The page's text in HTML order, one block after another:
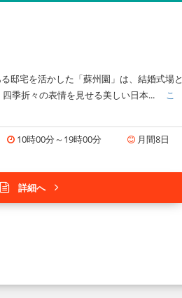
邸宅を活かした「蘇州園」は、結婚式場と
四季折々の表情を見せる美しい日本... こ
10時00分～19時00分 月間8日
詳細へ